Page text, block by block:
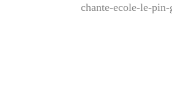
chante-ecole-le-